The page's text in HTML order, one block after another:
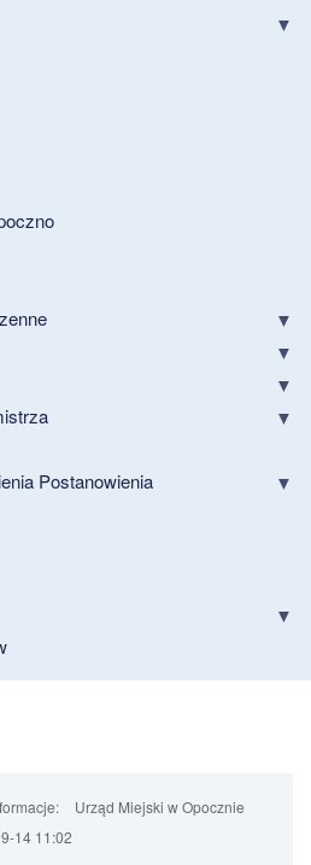
Postanowienia
Urząd Miejski w Opocznie
14 11:02